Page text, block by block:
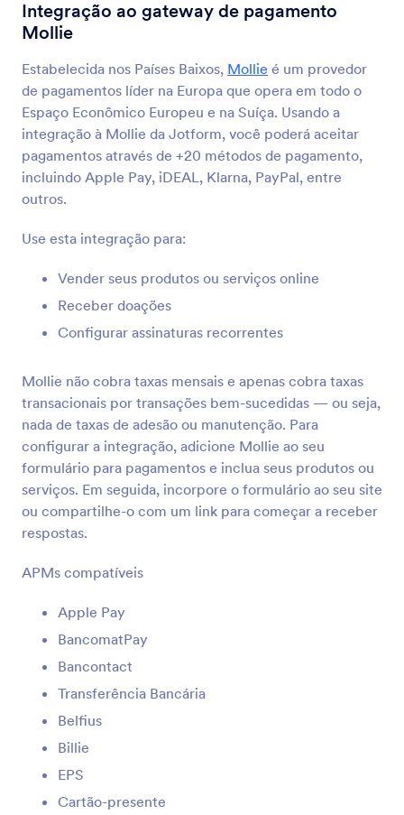
Integração ao gateway de pagamento
Mollie
Estabelecida nos Países Baixos, Mollie é um provedor
de pagamentos líder na Europa que opera em todo o
Espaço Econômico Europeu e na Suíça. Usando a
integração à Mollie da Jotform, você poderá aceitar
pagamentos através de +20 métodos de pagamento,
incluindo Apple Pay, iDEAL, Klarna, PayPal, entre
outros.
Use esta integração para:
Vender seus produtos ou serviços online
Receber doações
Configurar assinaturas recorrentes
Mollie não cobra taxas mensais e apenas cobra taxas
transacionais por transações bem-sucedidas — ou seja,
nada de taxas de adesão ou manutenção. Para
configurar a integração, adicione Mollie ao seu
formulário para pagamentos e inclua seus produtos ou
serviços. Em seguida, incorpore o formulário ao seu site
ou compartilhe-o com um link para começar a receber
respostas.
APMs compatíveis
Apple Pay
BancomatPay
Bancontact
Transferência Bancária
Belfius
Billie
EPS
Cartão-presente
Integrações para Formulários Processadores de Pagamento
Processamento de
Pagamentos
39 Integrações
Mais Recente Popular
PayPal
sua empresa
Authorize.Net
Receba pagamentos eletrônicos e com cartão
online
Worldpay UK
pagamentos líder do Reino Unido
2CheckOut
formulários sem complicações
Square ACH
clientes